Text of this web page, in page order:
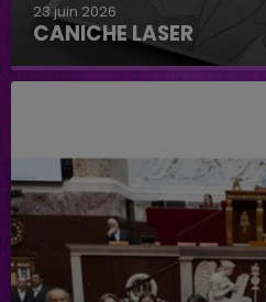
23 juin 2026
CANICHE LASER
Caniche Laser